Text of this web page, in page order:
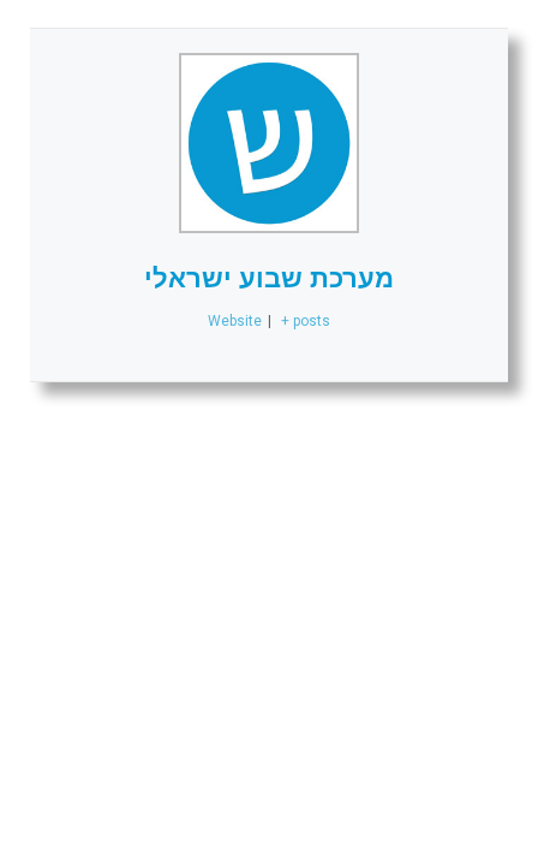
מערכת שבוע ישראלי
Website | + posts